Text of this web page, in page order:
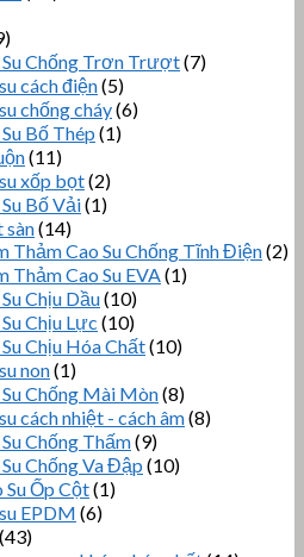
Chống Trơn Trượt(7)
cách điện(5)
chống cháy(6)
Bố Thép (1)
(11)
xốp bọt(2)
Bố Vải(1)
sàn(14)
Thảm Cao Su Chống Tĩnh Điện(2)
Thảm Cao Su EVA(1)
Chịu Dầu(10)
Chịu Lực (10)
Chịu Hóa Chất(10)
non(1)
Chống Mài Mòn(8)
cách nhiệt - cách âm(8)
Chống Thấm(9)
Chống Va Đập (10)
Su Ốp Cột(1)
EPDM (6)
(43)